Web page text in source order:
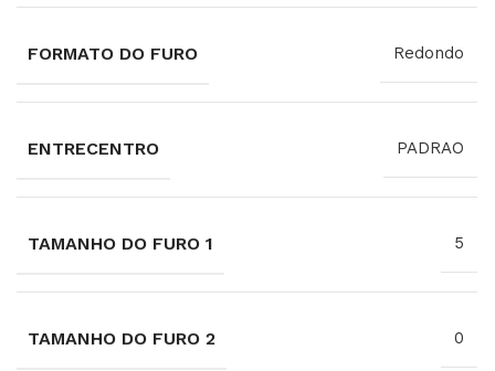
FORMATO DO FURO Redondo
ENTRECENTRO PADRAO
TAMANHO DO FURO 1 5
TAMANHO DO FURO 2 0